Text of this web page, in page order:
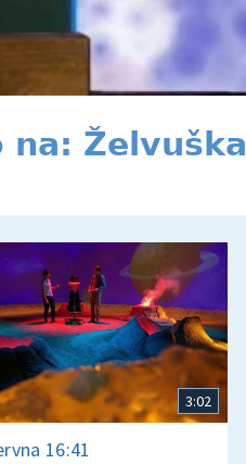
na: Želvuška
3:02
16:41